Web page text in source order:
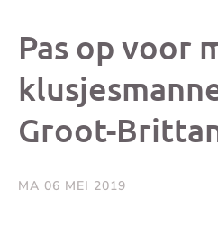
Pas op voor
Groot-
MA 06 MEI 2019